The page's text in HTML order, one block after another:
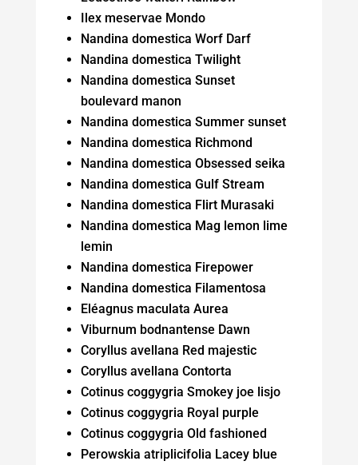
Ilex meservae Mondo
Nandina domestica Worf Darf
Nandina domestica Twilight
Nandina domestica Sunset
boulevard manon
Nandina domestica Summer sunset
Nandina domestica Richmond
Nandina domestica Obsessed seika
Nandina domestica Gulf Stream
Nandina domestica Flirt Murasaki
Nandina domestica Mag lemon lime
lemin
Nandina domestica Firepower
Nandina domestica Filamentosa
Eléagnus maculata Aurea
Viburnum bodnantense Dawn
Coryllus avellana Red majestic
Coryllus avellana Contorta
Cotinus coggygria Smokey joe lisjo
Cotinus coggygria Royal purple
Cotinus coggygria Old fashioned
Perowskia atriplicifolia Lacey blue